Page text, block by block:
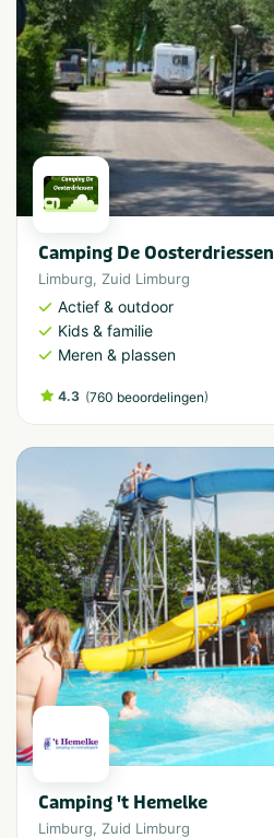
Camping De Oosterdriessen
Limburg, Zuid Limburg
Actief & outdoor
Kids & familie
Meren & plassen
4.3 (760 beoordelingen)
Camping 't Hemelke
Limburg, Zuid Limburg